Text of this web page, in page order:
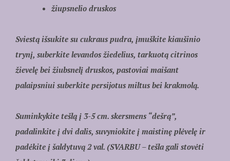
žiupsnelio druskos
Sviestą išsukite su cukraus pudra, įmuškite kiaušinio
trynį, suberkite levandos žiedelius, tarkuotą citrinos
žievelę bei žiubsnelį druskos, pastoviai maišant
palaipsniui suberkite persijotus miltus bei krakmolą.
Suminkykite tešlą į 3-5 cm. skersmens “dešrą”,
padalinkite į dvi dalis, suvyniokite į maistinę plėvelę ir
padėkite į šaldytuvą 2 val. (SVARBU – tešla gali stovėti